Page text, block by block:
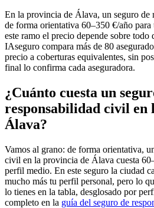
En la provincia de Álava, un seguro de
de forma orientativa 60–350 €/año
este ramo el precio depende sobre
IAseguro compara más de 80
precio a coberturas equivalentes, sin
final lo confirma cada aseguradora.
¿Cuánto cuesta un
responsabilidad civil en
Álava?
Vamos al grano: de forma orientativa,
civil en la provincia de Álava cuesta
perfil medio. En este seguro la ciudad
mucho más tu perfil personal, pero lo
lo tienes en la tabla, desglosado por
completo en la guía del seguro de